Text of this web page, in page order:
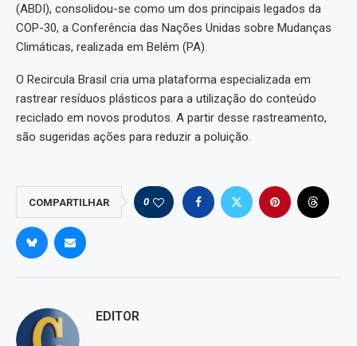
(ABDI), consolidou-se como um dos principais legados da
COP-30, a Conferência das Nações Unidas sobre Mudanças
Climáticas, realizada em Belém (PA).
O Recircula Brasil cria uma plataforma especializada em
rastrear resíduos plásticos para a utilização do conteúdo
reciclado em novos produtos. A partir desse rastreamento,
são sugeridas ações para reduzir a poluição.
COMPARTILHAR 0
EDITOR